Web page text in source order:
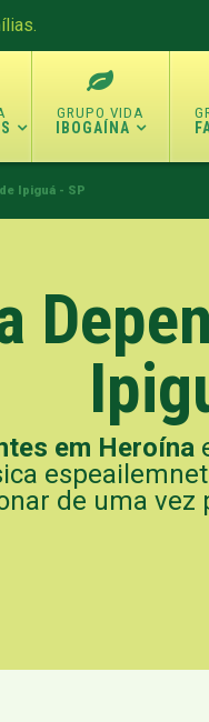
IBOGAÍNA
Ipiguá - SP
em Heroína
de uma vez